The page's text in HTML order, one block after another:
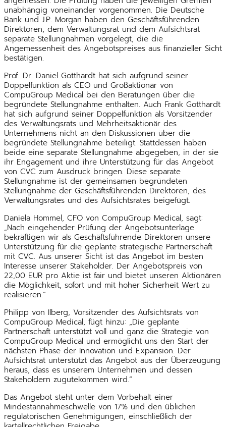
unabhängig voneinander vorgenommen. Die Deutsche
Bank und J.P. Morgan haben den Geschäftsführenden
Direktoren, dem Verwaltungsrat und dem Aufsichtsrat
separate Stellungnahmen vorgelegt, die die
Angemessenheit des Angebotspreises aus finanzieller Sicht
bestätigen.
Prof. Dr. Daniel Gotthardt hat sich aufgrund seiner
Doppelfunktion als CEO und Großaktionär von
CompuGroup Medical bei den Beratungen über die
begründete Stellungnahme enthalten. Auch Frank Gotthardt
hat sich aufgrund seiner Doppelfunktion als Vorsitzender
des Verwaltungsrats und Mehrheitsaktionär des
Unternehmens nicht an den Diskussionen über die
begründete Stellungnahme beteiligt. Stattdessen haben
beide eine separate Stellungnahme abgegeben, in der sie
ihr Engagement und ihre Unterstützung für das Angebot
von CVC zum Ausdruck bringen. Diese separate
Stellungnahme ist der gemeinsamen begründeten
Stellungnahme der Geschäftsführenden Direktoren, des
Verwaltungsrates und des Aufsichtsrates beigefügt.
Daniela Hommel, CFO von CompuGroup Medical, sagt:
„Nach eingehender Prüfung der Angebotsunterlage
bekräftigen wir als Geschäftsführende Direktoren unsere
Unterstützung für die geplante strategische Partnerschaft
mit CVC. Aus unserer Sicht ist das Angebot im besten
Interesse unserer Stakeholder. Der Angebotspreis von
22,00 EUR pro Aktie ist fair und bietet unseren Aktionären
die Möglichkeit, sofort und mit hoher Sicherheit Wert zu
realisieren.“
Philipp von Ilberg, Vorsitzender des Aufsichtsrats von
CompuGroup Medical, fügt hinzu: „Die geplante
Partnerschaft unterstützt voll und ganz die Strategie von
CompuGroup Medical und ermöglicht uns den Start der
nächsten Phase der Innovation und Expansion. Der
Aufsichtsrat unterstützt das Angebot aus der Überzeugung
heraus, dass es unserem Unternehmen und dessen
Stakeholdern zugutekommen wird.“
Das Angebot steht unter dem Vorbehalt einer
Mindestannahmeschwelle von 17% und den üblichen
regulatorischen Genehmigungen, einschließlich der